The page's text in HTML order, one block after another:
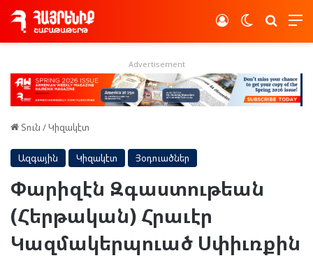
Switch skin
Log In
Advertisement
Տուն /Կիզակէտ
Ազգային Կիզակէտ Յօդուածներ
Փարիզէն Զգաստութեան
(Հերթական) Հրաւէր
Կազմակերպուած Սփիւռքին